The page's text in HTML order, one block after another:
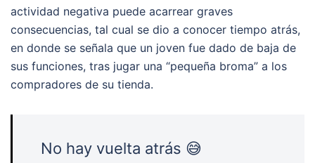
actividad negativa puede acarrear graves
consecuencias, tal cual se dio a conocer tiempo atrás,
en donde se señala que un joven fue dado de baja de
sus funciones, tras jugar una “pequeña broma” a los
compradores de su tienda.
No hay vuelta atrás 😅